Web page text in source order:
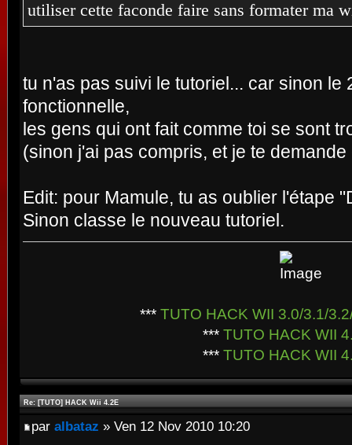
utiliser cette faconde faire sans formater ma
tu n'as pas suivi le tutoriel... car sinon le
fonctionnelle,
les gens qui ont fait comme toi se sont
(sinon j'ai pas compris, et je te
Edit: pour Mamule, tu as oublier l'étape
Sinon classe le nouveau tutoriel.
*** TUTO HACK WII 3.0/3.1/
*** TUTO HACK WII
*** TUTO HACK WII
Re: [TUTO] HACK Wii 4.2E
par albataz » Ven 12 Nov 2010 10:20